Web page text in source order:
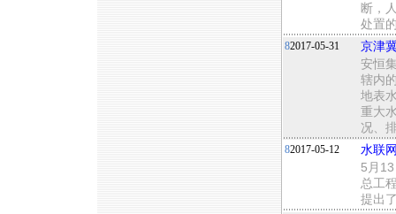
断，
处置
82017-05-31
京津
安恒
辖内
地表
重大
况、
82017-05-12
水联
5月
总工
提出